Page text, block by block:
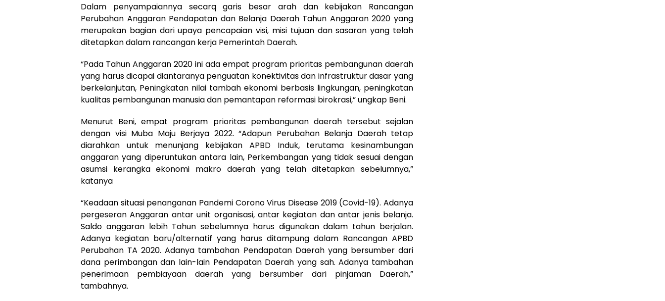
Dalam penyampaiannya secarq garis besar arah dan kebijakan Rancangan
Perubahan Anggaran Pendapatan dan Belanja Daerah Tahun Anggaran 2020 yang
merupakan bagian dari upaya pencapaian visi, misi tujuan dan sasaran yang telah
ditetapkan dalam rancangan kerja Pemerintah Daerah.
“Pada Tahun Anggaran 2020 ini ada empat program prioritas pembangunan daerah
yang harus dicapai diantaranya penguatan konektivitas dan infrastruktur dasar yang
berkelanjutan, Peningkatan nilai tambah ekonomi berbasis lingkungan, peningkatan
kualitas pembangunan manusia dan pemantapan reformasi birokrasi,” ungkap Beni.
Menurut Beni, empat program prioritas pembangunan daerah tersebut sejalan
dengan visi Muba Maju Berjaya 2022. “Adapun Perubahan Belanja Daerah tetap
diarahkan untuk menunjang kebijakan APBD Induk, terutama kesinambungan
anggaran yang diperuntukan antara lain, Perkembangan yang tidak sesuai dengan
asumsi kerangka ekonomi makro daerah yang telah ditetapkan sebelumnya,”
katanya
“Keadaan situasi penanganan Pandemi Corono Virus Disease 2019 (Covid-19). Adanya
pergeseran Anggaran antar unit organisasi, antar kegiatan dan antar jenis belanja.
Saldo anggaran lebih Tahun sebelumnya harus digunakan dalam tahun berjalan.
Adanya kegiatan baru/alternatif yang harus ditampung dalam Rancangan APBD
Perubahan TA 2020. Adanya tambahan Pendapatan Daerah yang bersumber dari
dana perimbangan dan lain-lain Pendapatan Daerah yang sah. Adanya tambahan
penerimaan pembiayaan daerah yang bersumber dari pinjaman Daerah,”
tambahnya.